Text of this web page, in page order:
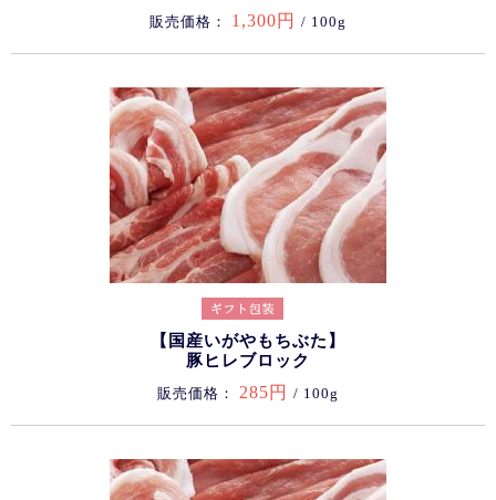
販売価格： 1,300円 / 100g
【国産いがやもちぶた】
豚ヒレブロック
販売価格： 285円 / 100g